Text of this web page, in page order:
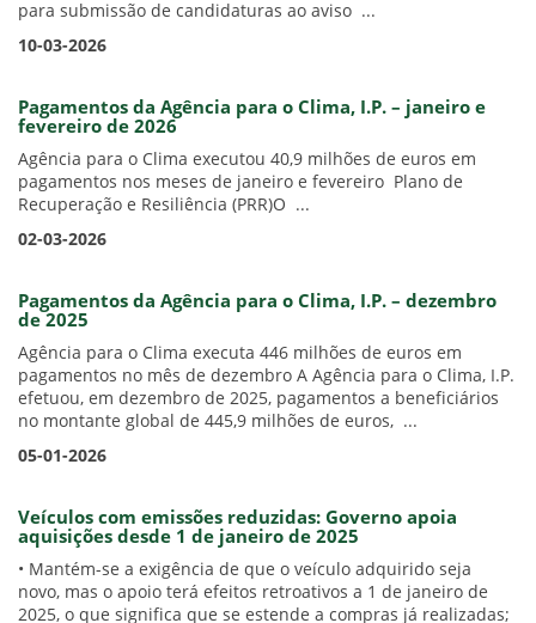
para submissão de candidaturas ao aviso ...
10-03-2026
Pagamentos da Agência para o Clima, I.P. – janeiro e
fevereiro de 2026
Agência para o Clima executou 40,9 milhões de euros em
pagamentos nos meses de janeiro e fevereiro Plano de
Recuperação e Resiliência (PRR)O ...
02-03-2026
Pagamentos da Agência para o Clima, I.P. – dezembro
de 2025
Agência para o Clima executa 446 milhões de euros em
pagamentos no mês de dezembro A Agência para o Clima, I.P.
efetuou, em dezembro de 2025, pagamentos a beneficiários
no montante global de 445,9 milhões de euros, ...
05-01-2026
Veículos com emissões reduzidas: Governo apoia
aquisições desde 1 de janeiro de 2025
• Mantém-se a exigência de que o veículo adquirido seja
novo, mas o apoio terá efeitos retroativos a 1 de janeiro de
2025, o que significa que se estende a compras já realizadas;